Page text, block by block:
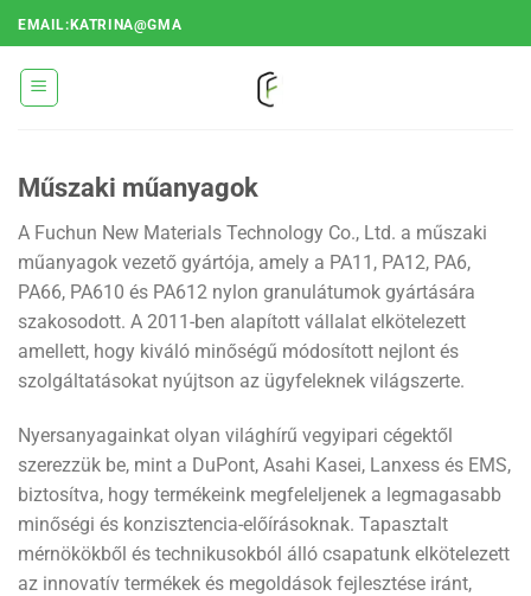
Ugrás
a
tartalomra
EMAIL:KATRINA@GMA
Műszaki műanyagok
A Fuchun New Materials Technology Co., Ltd. a műszaki
műanyagok vezető gyártója, amely a PA11, PA12, PA6,
PA66, PA610 és PA612 nylon granulátumok gyártására
szakosodott. A 2011-ben alapított vállalat elkötelezett
amellett, hogy kiváló minőségű módosított nejlont és
szolgáltatásokat nyújtson az ügyfeleknek világszerte.
Nyersanyagainkat olyan világhírű vegyipari cégektől
szerezzük be, mint a DuPont, Asahi Kasei, Lanxess és EMS,
biztosítva, hogy termékeink megfeleljenek a legmagasabb
minőségi és konzisztencia-előírásoknak. Tapasztalt
mérnökökből és technikusokból álló csapatunk elkötelezett
az innovatív termékek és megoldások fejlesztése iránt,